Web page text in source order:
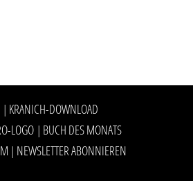
| KRANICH-DOWNLOAD
LOGO | BUCH DES MONATS
| NEWSLETTER ABONNIEREN